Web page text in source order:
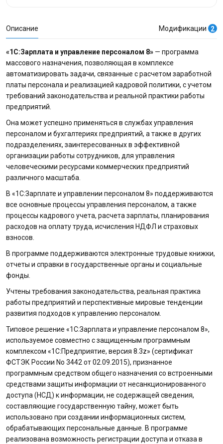
Описание Модификации 2
«1С:Зарплата и управление персоналом 8» — программа
массового назначения, позволяющая в комплексе
автоматизировать задачи, связанные с расчетом заработной
платы персонала и реализацией кадровой политики, с учетом
требований законодательства и реальной практики работы
предприятий.
Она может успешно применяться в службах управления
персоналом и бухгалтериях предприятий, а также в других
подразделениях, заинтересованных в эффективной
организации работы сотрудников, для управления
человеческими ресурсами коммерческих предприятий
различного масштаба.
В «1С:Зарплате и управлении персоналом 8» поддерживаются
все основные процессы управления персоналом, а также
процессы кадрового учета, расчета зарплаты, планирования
расходов на оплату труда, исчисления НДФЛ и страховых
взносов.
В программе поддерживаются электронные трудовые книжки,
отчеты и справки в государственные органы и социальные
фонды.
Учтены требования законодательства, реальная практика
работы предприятий и перспективные мировые тенденции
развития подходов к управлению персоналом.
Типовое решение «1С:Зарплата и управление персоналом 8»,
используемое совместно с защищенным программным
комплексом «1С:Предприятие, версия 8.3z» (сертификат
ФСТЭК России No 3442 от 02.09.2015), признанное
программным средством общего назначения со встроенными
средствами защиты информации от несанкционированного
доступа (НСД) к информации, не содержащей сведения,
составляющие государственную тайну, может быть
использовано при создании информационных систем,
обрабатывающих персональные данные. В программе
реализована возможность регистрации доступа и отказа в